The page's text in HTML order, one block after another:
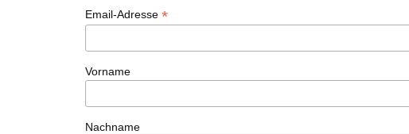
Email-Adresse *
Vorname
Nachname